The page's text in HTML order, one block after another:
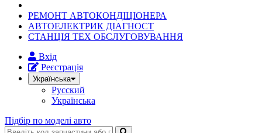
РЕМОНТ АВТОКОНДІЦІОНЕРА
АВТОЕЛЕКТРИК ДІАГНОСТ
СТАНЦІЯ ТЕХ ОБСЛУГОВУВАННЯ
Вхід
Реєстрація
Українська
Русский
Українська
Підбір по моделі авто